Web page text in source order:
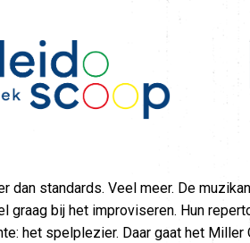
dan standards. Veel meer. De
graag bij het improviseren. Hun
het spelplezier. Daar gaat het